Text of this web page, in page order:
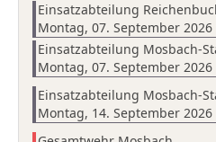
Einsatzabteilung
Montag, 07. September
Einsatzabteilung Mosbach-
Montag, 07. September
Einsatzabteilung Mosbach-
Montag, 14. September